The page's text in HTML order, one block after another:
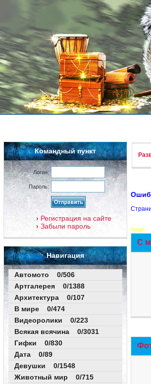
Командный пункт
Логин:
Пароль:
Регистрация на сайте
Забыли пароль
Навигация
Автомото 0/506
Артгалерея 0/1388
Архитектура 0/107
В мире 0/474
Видеоролики 0/223
Всякая всячина 0/3031
Гифки 0/830
Дата 0/89
Девушки 0/1548
Животный мир 0/715
New!
С